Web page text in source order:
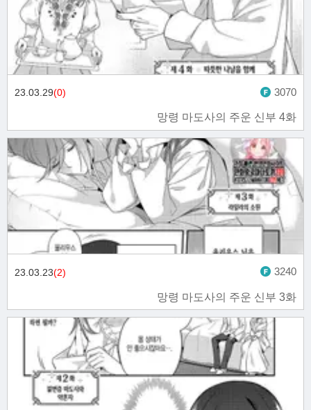
망령 마도사의 주운 신부 4화
23.03.29(0) 3070
망령 마도사의 주운 신부 3화
23.03.23(2) 3240